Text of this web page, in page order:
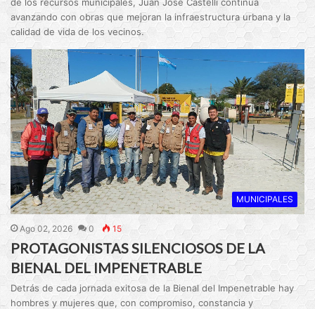
de los recursos municipales, Juan José Castelli continúa
avanzando con obras que mejoran la infraestructura urbana y la
calidad de vida de los vecinos.
MUNICIPALES
Ago 02, 2026 0 15
PROTAGONISTAS SILENCIOSOS DE LA
BIENAL DEL IMPENETRABLE
Detrás de cada jornada exitosa de la Bienal del Impenetrable hay
hombres y mujeres que, con compromiso, constancia y